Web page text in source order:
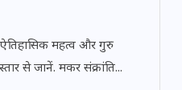
महत्व और गुरु
से जानें. मकर संक्रांति...